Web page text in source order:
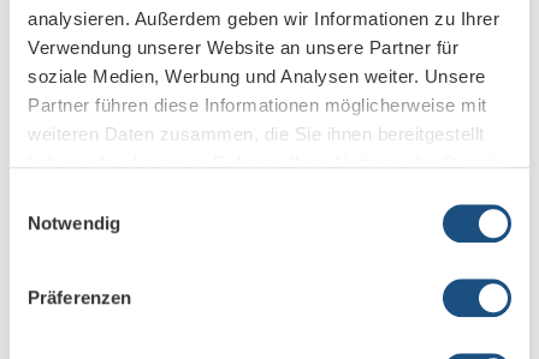
analysieren. Außerdem geben wir Informationen zu Ihrer
Verwendung unserer Website an unsere Partner für
soziale Medien, Werbung und Analysen weiter. Unsere
Partner führen diese Informationen möglicherweise mit
weiteren Daten zusammen, die Sie ihnen bereitgestellt
Notwendig
Präferenzen
POLYG40-T
POLYG85-T
Leistungsstarkes Raumsystem mit Microsoft TEAMS